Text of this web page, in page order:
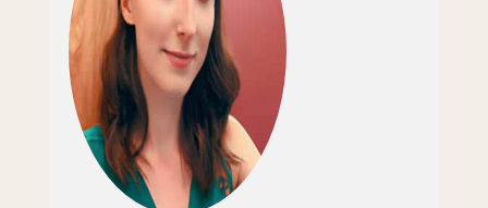
une performance
de coupe
professionnelle
Chaque couteau
de cet ensemble
complet est doté
d'un manche
ergonomique en